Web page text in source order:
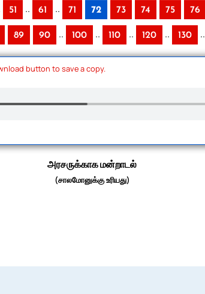
51 .. 61 .. 71 72 73 74 75 76
89 90 .. 100 .. 110 .. 120 .. 130 ..
button to save a copy.
அரசருக்காக மன்றாடல்
(சாலமோனுக்கு உரியது)